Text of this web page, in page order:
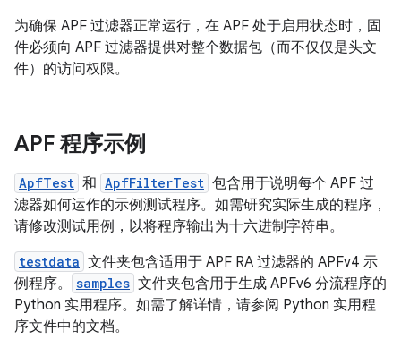
为确保 APF 过滤器正常运行，在 APF 处于启用状态时，固
件必须向 APF 过滤器提供对整个数据包（而不仅仅是头文
件）的访问权限。
APF 程序示例
ApfTest 和 ApfFilterTest 包含用于说明每个 APF 过
滤器如何运作的示例测试程序。如需研究实际生成的程序，
请修改测试用例，以将程序输出为十六进制字符串。
testdata 文件夹包含适用于 APF RA 过滤器的 APFv4 示
例程序。
samples 文件夹包含用于生成 APFv6 分流程序的
Python 实用程序。如需了解详情，请参阅 Python 实用程
序文件中的文档。